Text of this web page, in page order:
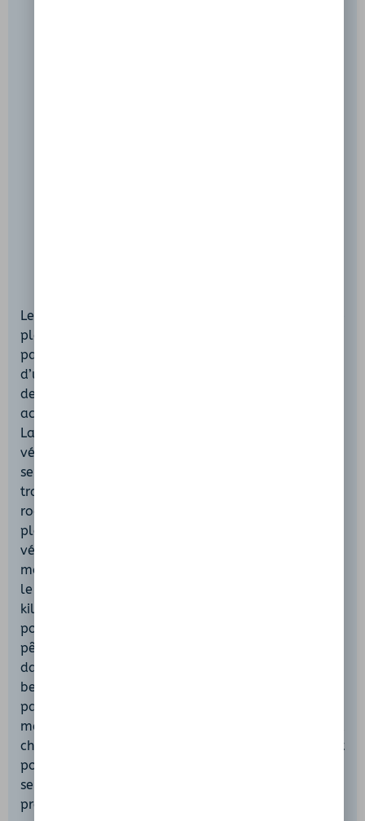
Le Lac d’Issarlès se prête à de multiples activités de
plein air, de la baignade à la plongée en passant
par la randonnée. En été, les eaux fraîches du lac,
d’une limpidité remarquable, invitent à la nage
depuis les petites plages naturelles ou les falaises
accessibles au plongeon. Le secteur des Bords du
Lac, aménagé sommairement, permet de garer son
véhicule en lisière de forêt avant d’emprunter le
sentier au nord. Après 300 mètres de marche à
travers un bois de châtaigniers, vous atteignez un
rocher plat, idéal pour sauter en toute sécurité. Les
plongeurs y découvriront un fond riche en
végétation aquatique et en petites grottes sous-
marines. Les amateurs de randonnée pourront faire
le tour complet du lac sur un itinéraire d’environ 4
kilomètres, découvrant successivement plages,
point de vue et vestiges troglodytiques. Les
pêcheurs y trouveront truites et ombles chevaliers
dans un cadre protégé. À vélo, la D116 offre une
belle boucle autour du site, ponctuée de
panoramas sur la caldeira. Pensez à vérifier la
météo avant de partir et à emporter eau, en-cas et
chapeau pour éviter les coups de soleil. Par respect
pour la faune et la flore, merci de suivre les
sentiers balisés, de ne pas laisser de déchets et de
préserver la tranquillité du lieu. En famille ou